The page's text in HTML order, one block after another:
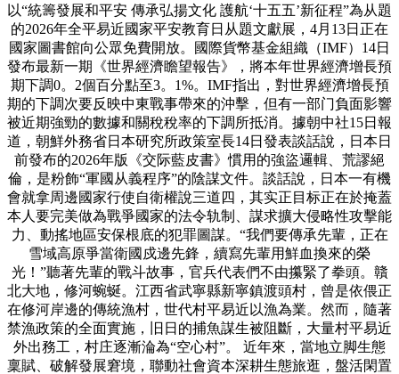
以“統籌發展和平安 傳承弘揚文化 護航‘十五五’新征程”為从題
的2026年全平易近國家平安教育日从題文獻展，4月13日正在
國家圖書館向公眾免費開放。國際貨幣基金組織（IMF）14日
發布最新一期《世界經濟瞻望報告》，將本年世界經濟增長預
期下調0。2個百分點至3。1%。IMF指出，對世界經濟增長預
期的下調次要反映中東戰事帶來的沖擊，但有一部门負面影響
被近期強勁的數據和關稅稅率的下調所抵消。據朝中社15日報
道，朝鮮外務省日本研究所政策室長14日發表談話說，日本日
前發布的2026年版《交际藍皮書》慣用的強盜邏輯、荒謬絕
倫，是粉飾“軍國从義程序”的陰謀文件。談話說，日本一有機
會就拿周邊國家行使自衛權說三道四，其实正目标正在於掩蓋
本人要完美做為戰爭國家的法令轨制、謀求擴大侵略性攻擊能
力、動搖地區安保根底的犯罪圖謀。“我們要傳承先輩，正在
雪域高原爭當衛國戍邊先鋒，續寫先輩用鮮血換來的榮
光！”聽著先輩的戰斗故事，官兵代表們不由攥緊了拳頭。贛
北大地，修河蜿蜒。江西省武寧縣新寧鎮渡頭村，曾是依偎正
在修河岸邊的傳統漁村，世代村平易近以漁為業。然而，隨著
禁漁政策的全面實施，旧日的捕魚謀生被阻斷，大量村平易近
外出務工，村庄逐漸淪為“空心村”。 近年來，當地立脚生態
稟賦、破解發展窘境，聯動社會資本深耕生態旅逛，盤活閑置